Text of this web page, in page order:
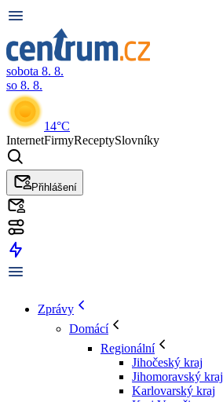
sobota 8. 8.
so 8. 8.
14°C
InternetFirmyReceptySlovníky
Přihlášení
Zprávy
Domácí
Regionální
Jihočeský kraj
Jihomoravský kraj
Karlovarský kraj